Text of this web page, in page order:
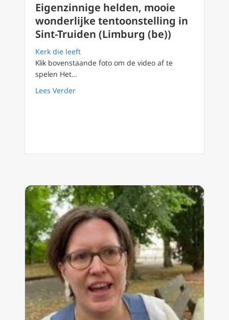
Eigenzinnige helden, mooie
wonderlijke tentoonstelling in
Sint-Truiden (Limburg (be))
Kerk die leeft
Klik bovenstaande foto om de video af te
spelen Het…
Lees Verderabout Eigenzinnige helden, mooie